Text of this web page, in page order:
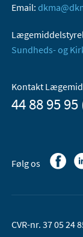
Email:
Sundheds- og
Kontakt
44 88 95
Følg os
CVR-nr. 37 05 24